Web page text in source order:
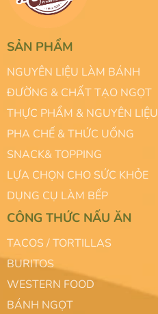
SẢN PHẨM
NGUYÊN LIỆU LÀM BÁNH
ĐƯỜNG & CHẤT TẠO NGỌT
THỰC PHẨM & NGUYÊN LIỆU
PHA CHẾ & THỨC UỐNG
SNACK& TOPPING
LỰA CHỌN CHO SỨC KHỎE
DỤNG CỤ LÀM BẾP
CÔNG THỨC NẤU ĂN
TACOS / TORTILLAS
BURITOS
WESTERN FOOD
BÁNH NGỌT